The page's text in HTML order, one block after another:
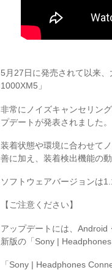
5月27日に発売されて以来
1000XM5」
非常にノイズキャンセリン
プデートが発表されました。
装着状態や環境に合わせて
善に加え、装着検出機能の
ソフトウェアバージョンは
【ご注意ください】
アップデートには、
新版の「Sony |
「Sony | Headphones